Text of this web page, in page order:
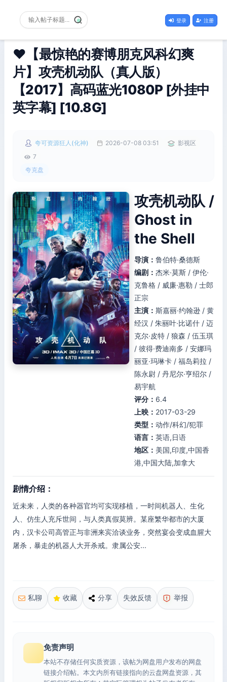
登录 注册
❤️【最惊艳的赛博朋克风科幻爽
片】攻壳机动队（真人版）
【2017】高码蓝光1080P [外挂中
英字幕] [10.8G]
夸可资源狂人(化神) 2026-07-08 03:51
影视区
7
夸克盘
攻壳机动队 /
Ghost in
the Shell
导演： 鲁伯特·桑德斯
编剧： 杰米·莫斯 / 伊伦·
克鲁格 / 威廉·惠勒 / 士郎
正宗
主演： 斯嘉丽·约翰逊 / 黄
经汉 / 朱丽叶·比诺什 / 迈
克尔·皮特 / 狼森 / 伍玉琪
/ 彼得·费迪南多 / 安娜玛
丽亚·玛琳卡 / 福岛莉拉 /
陈永尉 / 丹尼尔·亨绍尔 /
易宇航
评分： 6.4
上映： 2017-03-29
类型： 动作/科幻/犯罪
语言： 英语,日语
地区： 美国,印度,中国香
港,中国大陆,加拿大
剧情介绍：
近未来，人类的各种器官均可实现移植，一时间机器人、生化
人、仿生人充斥世间，与人类真假莫辨。某座繁华都市的大厦
内，汉卡公司高管正与非洲来宾洽谈业务，突然宴会变成血腥大
屠杀，暴走的机器人大开杀戒。隶属公安...
私聊 收藏 分享 失效反馈 举报
免责声明
本站不存储任何实质资源，该帖为网盘用户发布的网盘
链接介绍帖。本文内所有链接指向的云盘网盘资源，其